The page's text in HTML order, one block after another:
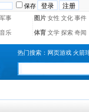
保存
军事 图片 女性 文化 事件
音乐 体育 文学 探索 奇闻
热门搜索： 网页游戏 火箭